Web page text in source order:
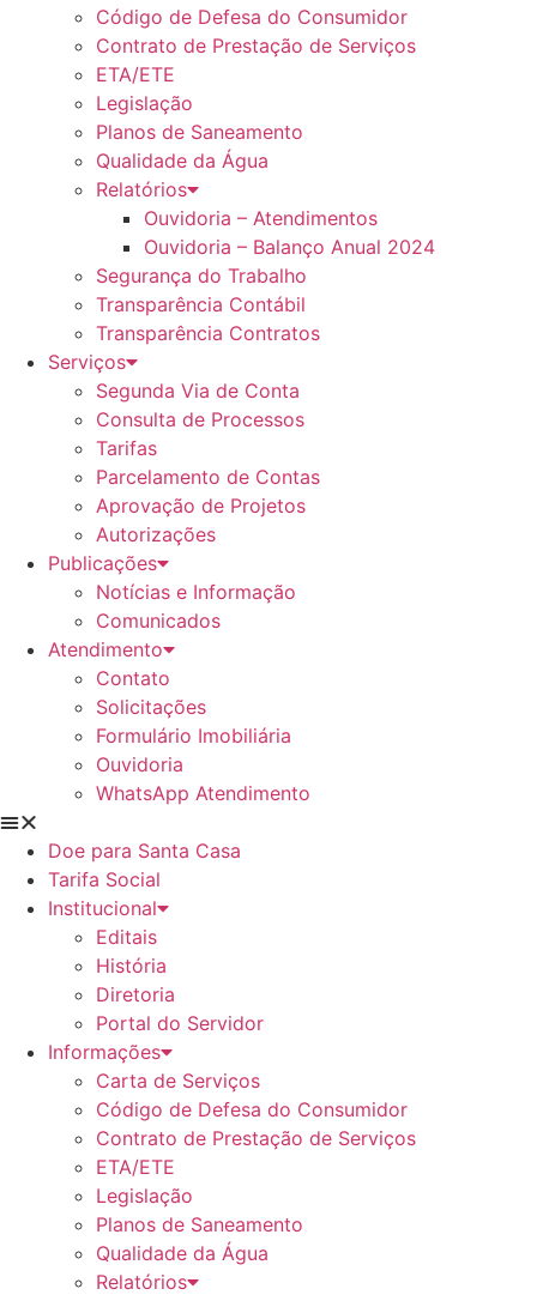
Código de Defesa do Consumidor
Contrato de Prestação de Serviços
ETA/ETE
Legislação
Planos de Saneamento
Qualidade da Água
Relatórios
Ouvidoria – Atendimentos
Ouvidoria – Balanço Anual 2024
Segurança do Trabalho
Transparência Contábil
Transparência Contratos
Serviços
Segunda Via de Conta
Consulta de Processos
Tarifas
Parcelamento de Contas
Aprovação de Projetos
Autorizações
Publicações
Notícias e Informação
Comunicados
Atendimento
Contato
Solicitações
Formulário Imobiliária
Ouvidoria
WhatsApp Atendimento
Doe para Santa Casa
Tarifa Social
Institucional
Editais
História
Diretoria
Portal do Servidor
Informações
Carta de Serviços
Código de Defesa do Consumidor
Contrato de Prestação de Serviços
ETA/ETE
Legislação
Planos de Saneamento
Qualidade da Água
Relatórios